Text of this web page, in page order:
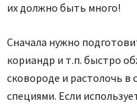
их должно быть много!
Сначала нужно
кориандр и т.п. быстро
сковороде и растолочь
специями. Если